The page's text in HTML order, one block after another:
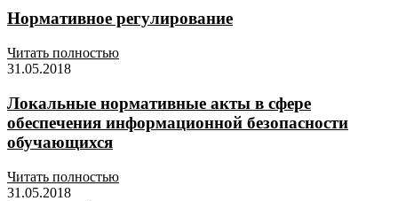
Нормативное регулирование
Читать полностью
31.05.2018
Локальные нормативные акты в сфере
обеспечения информационной безопасности
обучающихся
Читать полностью
31.05.2018